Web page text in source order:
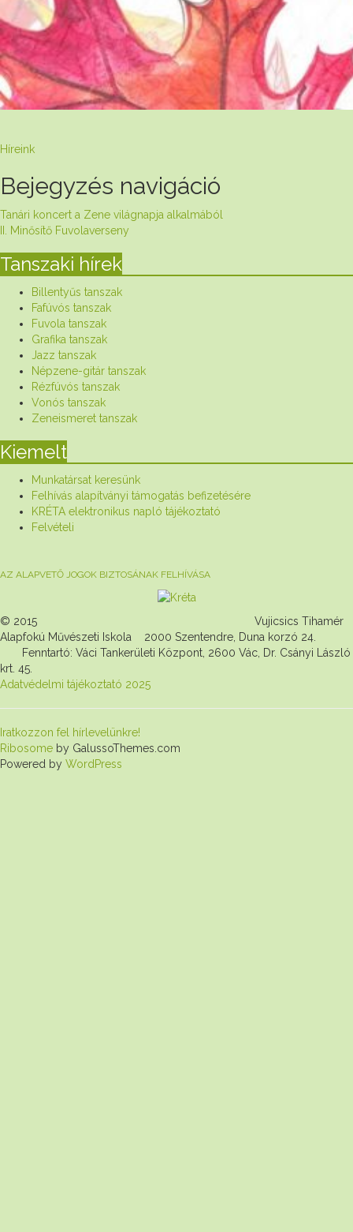
Híreink
Bejegyzés navigáció
Tanári koncert a Zene világnapja alkalmából
II. Minősítő Fuvolaverseny
Tanszaki hírek
Billentyűs tanszak
Fafúvós tanszak
Fuvola tanszak
Grafika tanszak
Jazz tanszak
Népzene-gitár tanszak
Rézfúvós tanszak
Vonós tanszak
Zeneismeret tanszak
Kiemelt
Munkatársat keresünk
Felhívás alapítványi támogatás befizetésére
KRÉTA elektronikus napló tájékoztató
Felvételi
AZ ALAPVETŐ JOGOK BIZTOSÁNAK FELHÍVÁSA
© 2015 Vujicsics Tihamér
Alapfokú Művészeti Iskola 2000 Szentendre, Duna korzó 24.
Fenntartó: Váci Tankerületi Központ, 2600 Vác, Dr. Csányi László
krt. 45.
Adatvédelmi tájékoztató 2025
Iratkozzon fel hírlevelünkre!
Ribosome by GalussoThemes.com
Powered by WordPress